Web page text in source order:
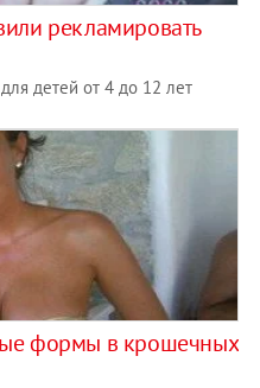
рекламировать
детей от 4 до 12 лет
формы в крошечных